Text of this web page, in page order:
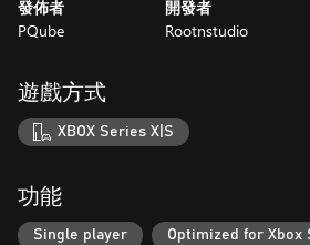
發佈者
PQube
開發者
Rootnstudio
遊戲方式
XBOX Series X|S
功能
Single player Optimized for Xbox